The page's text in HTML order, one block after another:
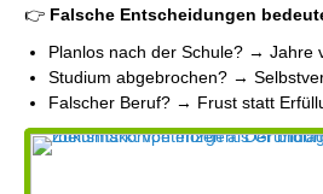
👉 Falsche Entscheidungen
Planlos nach der Schule? → Jahre
Studium abgebrochen? →
Falscher Beruf? → Frust statt